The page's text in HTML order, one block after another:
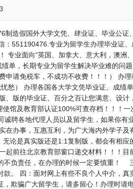
制造假国外大学文凭、肆业证、毕业公
551190476.专业为留学生办理毕业证
专业面向“英国、加拿大、意大利，澳洲
单，长期专业为留学生解决毕业难的问
申请免税车，不成功不收费！！！） 办
愁） 办理各国各大学文凭毕业证、成
、版的毕业证、百分之百让您满意、设
馆及教育部认证100%可查存档！！！
聘各地代理人员以及留学生，如果你
在办事，互惠互利，为广大海内外学子
是真实版还是1:1复制版，都会有相
起前往北京教育部窗口递交材料！！！
不负责任，在办理的时候一定要慎重！
。 四：面对网上有些不良个人中介，
欺骗广大留学生，请多留心！办理时